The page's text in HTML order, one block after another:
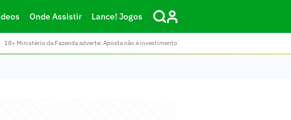
Onde Assistir Lance! Jogos
18+ Ministério da Fazenda adverte: Aposta não é investimento